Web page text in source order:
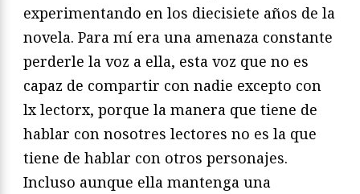
experimentando en los diecisiete años de la
novela. Para mí era una amenaza constante
perderle la voz a ella, esta voz que no es
capaz de compartir con nadie excepto con
lx lectorx, porque la manera que tiene de
hablar con nosotres lectores no es la que
tiene de hablar con otros personajes.
Incluso aunque ella mantenga una